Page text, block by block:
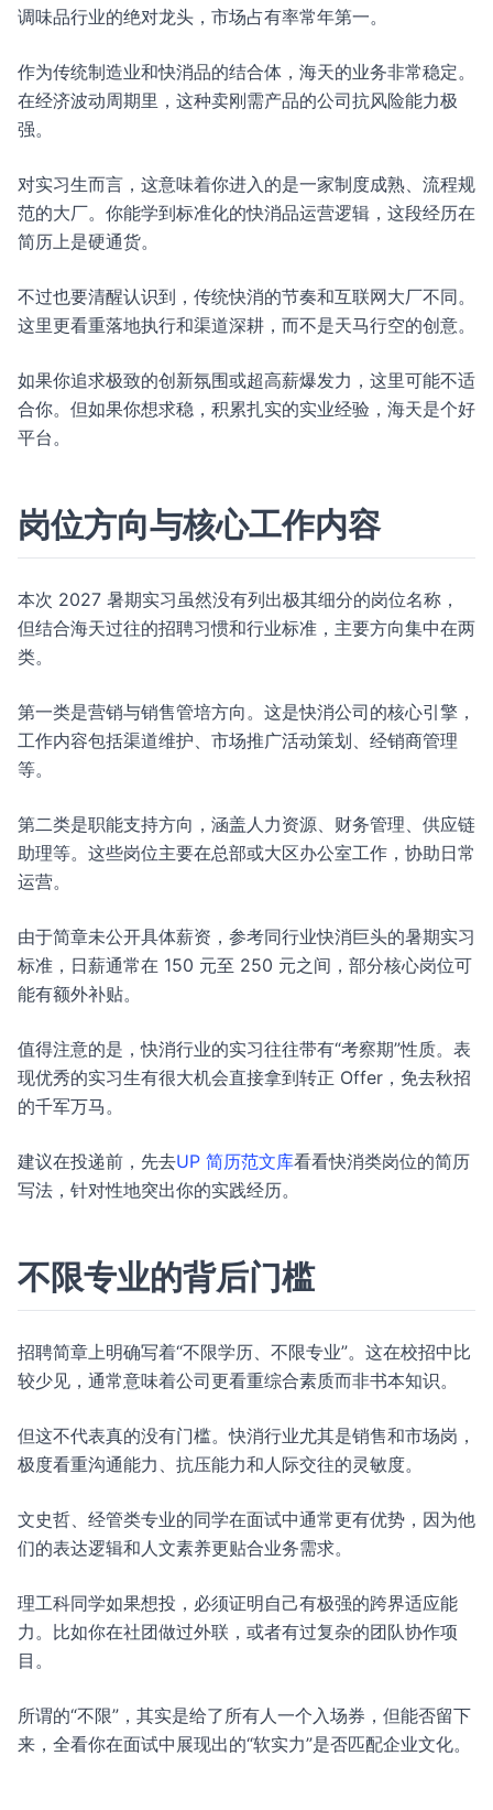
调味品行业的绝对龙头，市场占有率常年第一。
作为传统制造业和快消品的结合体，海天的业务非常稳定。
在经济波动周期里，这种卖刚需产品的公司抗风险能力极
强。
对实习生而言，这意味着你进入的是一家制度成熟、流程规
范的大厂。你能学到标准化的快消品运营逻辑，这段经历在
简历上是硬通货。
不过也要清醒认识到，传统快消的节奏和互联网大厂不同。
这里更看重落地执行和渠道深耕，而不是天马行空的创意。
如果你追求极致的创新氛围或超高薪爆发力，这里可能不适
合你。但如果你想求稳，积累扎实的实业经验，海天是个好
平台。
岗位方向与核心工作内容
本次 2027 暑期实习虽然没有列出极其细分的岗位名称，
但结合海天过往的招聘习惯和行业标准，主要方向集中在两
类。
第一类是营销与销售管培方向。这是快消公司的核心引擎，
工作内容包括渠道维护、市场推广活动策划、经销商管理
等。
第二类是职能支持方向，涵盖人力资源、财务管理、供应链
助理等。这些岗位主要在总部或大区办公室工作，协助日常
运营。
由于简章未公开具体薪资，参考同行业快消巨头的暑期实习
标准，日薪通常在 150 元至 250 元之间，部分核心岗位可
能有额外补贴。
值得注意的是，快消行业的实习往往带有“考察期”性质。表
现优秀的实习生有很大机会直接拿到转正 Offer，免去秋招
的千军万马。
建议在投递前，先去UP 简历范文库看看快消类岗位的简历
写法，针对性地突出你的实践经历。
不限专业的背后门槛
招聘简章上明确写着“不限学历、不限专业”。这在校招中比
较少见，通常意味着公司更看重综合素质而非书本知识。
但这不代表真的没有门槛。快消行业尤其是销售和市场岗，
极度看重沟通能力、抗压能力和人际交往的灵敏度。
文史哲、经管类专业的同学在面试中通常更有优势，因为他
们的表达逻辑和人文素养更贴合业务需求。
理工科同学如果想投，必须证明自己有极强的跨界适应能
力。比如你在社团做过外联，或者有过复杂的团队协作项
目。
所谓的“不限”，其实是给了所有人一个入场券，但能否留下
来，全看你在面试中展现出的“软实力”是否匹配企业文化。